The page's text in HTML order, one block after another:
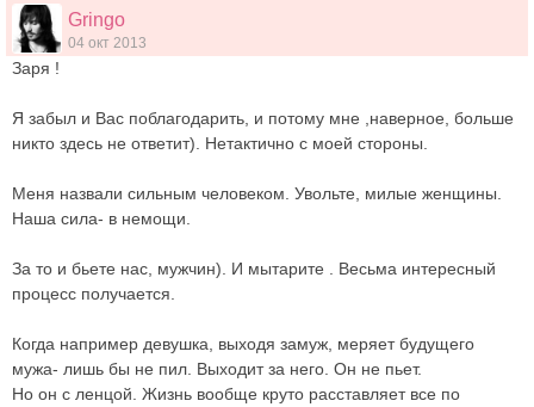
Gringo
04 окт 2013
Заря !
Я забыл и Вас поблагодарить, и потому мне ,наверное, больше
никто здесь не ответит). Нетактично с моей стороны.
Меня назвали сильным человеком. Увольте, милые женщины.
Наша сила- в немощи.
За то и бьете нас, мужчин). И мытарите . Весьма интересный
процесс получается.
Когда например девушка, выходя замуж, меряет будущего
мужа- лишь бы не пил. Выходит за него. Он не пьет.
Но он с ленцой. Жизнь вообще круто расставляет все по